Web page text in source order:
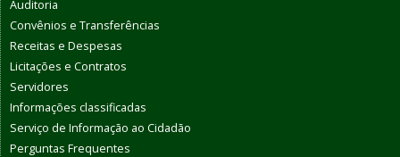
Auditoria
Convênios e Transferências
Receitas e Despesas
Licitações e Contratos
Servidores
Informações classificadas
Serviço de Informação ao Cidadão
Perguntas Frequentes